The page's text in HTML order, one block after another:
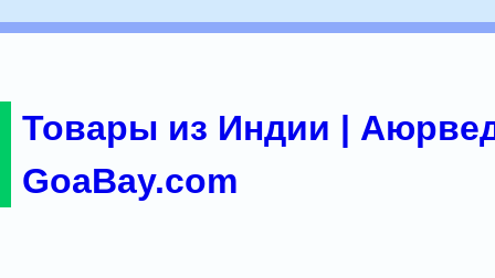
Товары из Индии |
GoaBay.com